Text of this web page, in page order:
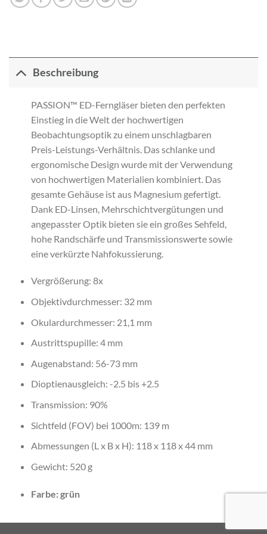
Beschreibung
PASSION™ ED-Ferngläser bieten den perfekten
Einstieg in die Welt der hochwertigen
Beobachtungsoptik zu einem unschlagbaren
Preis-Leistungs-Verhältnis. Das schlanke und
ergonomische Design wurde mit der Verwendung
von hochwertigen Materialien kombiniert. Das
gesamte Gehäuse ist aus Magnesium gefertigt.
Dank ED-Linsen, Mehrschichtvergütungen und
angepasster Optik bieten sie ein großes Sehfeld,
hohe Randschärfe und Transmissionswerte sowie
eine verkürzte Nahfokussierung.
Vergrößerung: 8x
Objektivdurchmesser: 32 mm
Okulardurchmesser: 21,1 mm
Austrittspupille: 4 mm
Augenabstand: 56-73 mm
Dioptienausgleich: -2.5 bis +2.5
Transmission: 90%
Sichtfeld (FOV) bei 1000m: 139 m
Abmessungen (L x B x H): 118 x 118 x 44 mm
Gewicht: 520 g
Farbe: grün